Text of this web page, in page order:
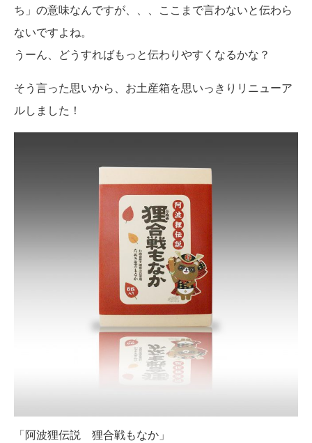
ち」の意味なんですが、、、ここまで言わないと伝わら
ないですよね。
うーん、どうすればもっと伝わりやすくなるかな？
そう言った思いから、お土産箱を思いっきりリニューア
ルしました！
「阿波狸伝説 狸合戦もなか」